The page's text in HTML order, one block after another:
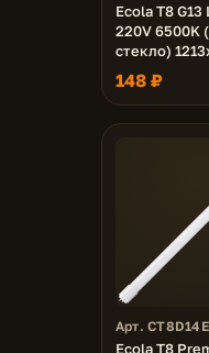
Ecola T8 G13
220V 6500K
стекло)
(упак.инд.п/
148 ₽
Арт.
Ecola T8